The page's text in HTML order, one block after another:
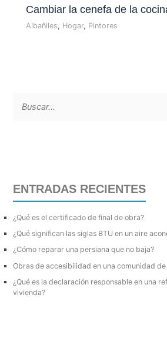
Cambiar la cenefa de la
Albañiles, Hogar, Pintores
r
o
r
:
ENTRADAS RECIENTES
¿Qué es el certificado de final de obra?
¿Qué significan las siglas BTU en un aire
¿Cómo reparar una persiana que no baja?
Obras de accesibilidad en una comunidad
¿Qué es la declaración responsable en una
vivienda?